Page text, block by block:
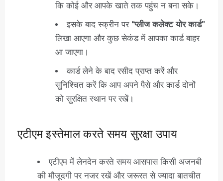
कि कोई और आपके खाते तक पहुंच न बना सके।
इसके बाद स्क्रीन पर “प्लीज कलेक्ट योर कार्ड”
लिखा आएगा और कुछ सेकंड में आपका कार्ड बाहर
आ जाएगा।
कार्ड लेने के बाद रसीद प्राप्त करें और
सुनिश्चित करें कि आप अपने पैसे और कार्ड दोनों
को सुरक्षित स्थान पर रखें।
एटीएम इस्तेमाल करते समय सुरक्षा उपाय
एटीएम में लेनदेन करते समय आसपास किसी अजनबी
की मौजूदगी पर नजर रखें और जरूरत से ज्यादा बातचीत